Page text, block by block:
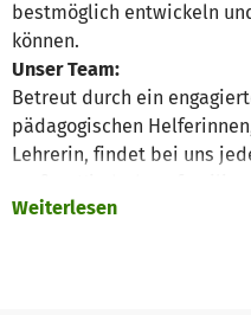
bestmöglich entwickeln
können.
Unser Team:
Betreut durch ein
pädagogischen
Lehrerin, findet bei uns
Alle Kinder besuchen eine
selbstbestimmtes Leben
Weiterlesen